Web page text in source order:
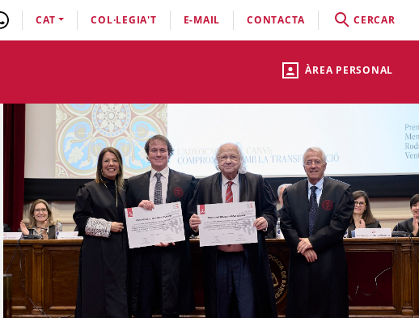
ÀREA PERSONAL
CAT COL·LEGIA'T E-MAIL CONTACTA CERCAR